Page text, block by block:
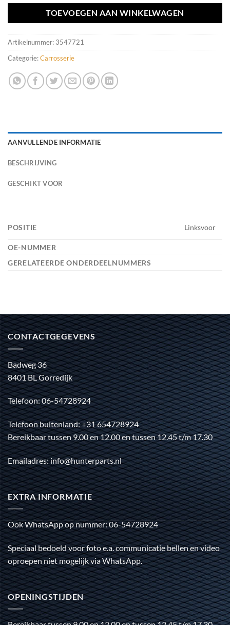
TOEVOEGEN AAN WINKELWAGEN
Artikelnummer: 3547721
Categorie:Carrosserie
AANVULLENDE INFORMATIE
BESCHRIJVING
GESCHIKT VOOR
POSITIE Linksvoor
OE-NUMMER
GERELATEERDE ONDERDEELNUMMERS
CONTACTGEGEVENS
Badweg 36
8401 BL Gorredijk
Telefoon: 06-54728924
Telefoon buitenland: +31 654728924
Bereikbaar tussen 9.00 en 12.00 en tussen 12.45 t/m 17.30
Emailadres: info@hunterparts.nl
EXTRA INFORMATIE
Ook WhatsApp op nummer: 06-54728924
Speciaal bedoeld voor foto e.a. communicatie bellen en video
oproepen niet mogelijk via WhatsApp.
OPENINGSTIJDEN